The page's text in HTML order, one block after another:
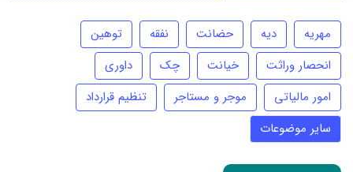
مهریه دیه حضانت نفقه
توهین
انحصار وراثت
خیانت چک
داوری
امور مالیاتی
موجر و مستاجر
تنظیم قرارداد
سایر موضوعات